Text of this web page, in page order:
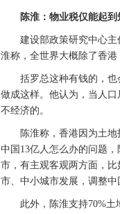
陈淮：物业税仅能起到
建设部政策研究中心主
淮称，全世界大概除了香
括罗总这种有钱的，也
做成这样。他认为，当人
不经济的。
陈淮称，香港因为土地
中国13亿人怎么办的问题
市，有主观客观两方面，
市、中小城市发展，调整中
此外，陈淮支持70%土地